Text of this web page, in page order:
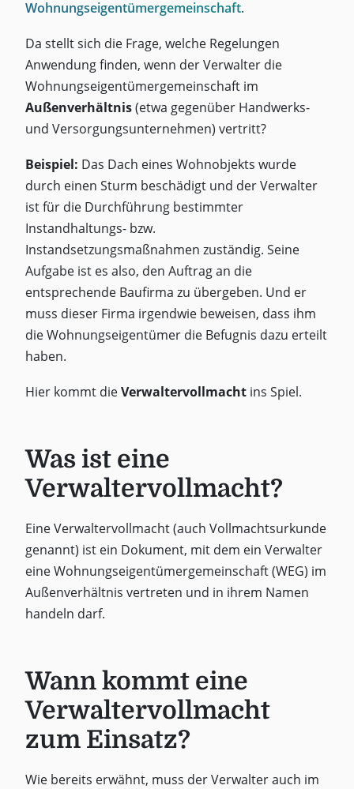
Wohnungseigentümergemeinschaft.
Da stellt sich die Frage, welche Regelungen
Anwendung finden, wenn der Verwalter die
Wohnungseigentümergemeinschaft im
Außenverhältnis(etwa gegenüber Handwerks-
und Versorgungsunternehmen) vertritt?
Beispiel: Das Dach eines Wohnobjekts wurde
durch einen Sturm beschädigt und der Verwalter
ist für die Durchführung bestimmter
Instandhaltungs- bzw.
Instandsetzungsmaßnahmen zuständig. Seine
Aufgabe ist es also, den Auftrag an die
entsprechende Baufirma zu übergeben. Und er
muss dieser Firma irgendwie beweisen, dass ihm
die Wohnungseigentümer die Befugnis dazu erteilt
haben.
Hier kommt dieVerwaltervollmachtins Spiel.
Was ist eine
Verwaltervollmacht?
Eine Verwaltervollmacht (auch Vollmachtsurkunde
genannt) ist ein Dokument, mit dem ein Verwalter
eine Wohnungseigentümergemeinschaft (WEG) im
Außenverhältnis vertreten und in ihrem Namen
handeln darf.
Wann kommt eine
Verwaltervollmacht
zum Einsatz?
Wie bereits erwähnt, muss der Verwalter auch im